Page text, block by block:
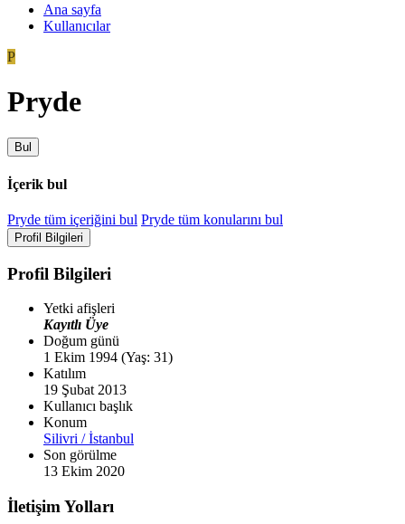
Ana sayfa
Kullanıcılar
P
Pryde
Bul
İçerik bul
Pryde tüm içeriğini bul Pryde tüm konularını bul
Profil Bilgileri
Profil Bilgileri
Yetki afişleri
Kayıtlı Üye
Doğum günü
1 Ekim 1994 (Yaş: 31)
Katılım
19 Şubat 2013
Kullanıcı başlık
Konum
Silivri / İstanbul
Son görülme
13 Ekim 2020
İletişim Yolları